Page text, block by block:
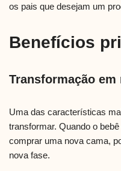
os pais que desejam um
Benefícios
Transformação em
Uma das características
transformar. Quando o
comprar uma nova cama,
nova fase.